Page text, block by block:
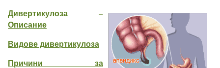
Дивертикулоза –
Описание
Видове дивертикулоза
Причини за